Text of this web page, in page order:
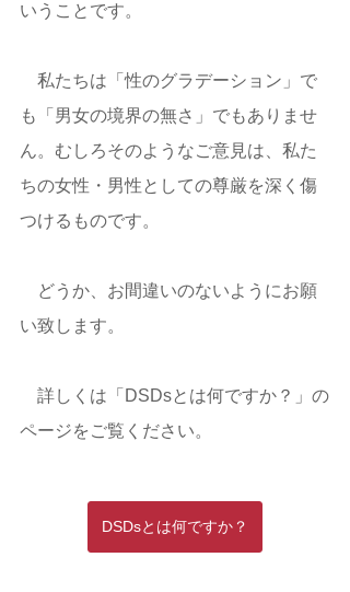
いうことです。
私たちは「性のグラデーション」で
も「男女の境界の無さ」でもありませ
ん。むしろそのようなご意見は、私た
ちの女性・男性としての尊厳を深く傷
つけるものです。
​　​どうか、お間違いのないようにお願
い致します。
詳しくは「DSDsとは何ですか？」の
ページをご覧ください。
DSDsとは何ですか？